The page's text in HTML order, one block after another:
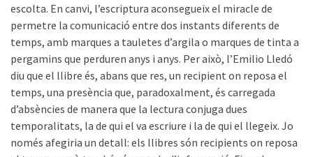
escolta. En canvi, l’escriptura aconsegueix el miracle de
permetre la comunicació entre dos instants diferents de
temps, amb marques a tauletes d’argila o marques de tinta a
pergamins que perduren anys i anys. Per això, l’Emilio Lledó
diu que el llibre és, abans que res, un recipient on reposa el
temps, una presència que, paradoxalment, és carregada
d’absències de manera que la lectura conjuga dues
temporalitats, la de qui el va escriure i la de qui el llegeix. Jo
només afegiria un detall: els llibres són recipients on reposa